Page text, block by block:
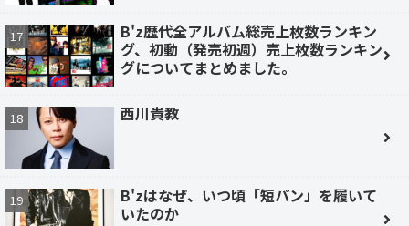
B'z歴代全アルバム総売上枚数ランキン
グ、初動（発売初週）売上枚数ランキン
グについてまとめました。
西川貴教
B'zはなぜ、いつ頃「短パン」を履いて
いたのか